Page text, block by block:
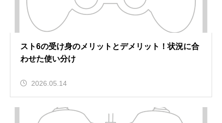
スト6の受け身のメリットとデメリット！状況に合
わせた使い分け
2026.05.14